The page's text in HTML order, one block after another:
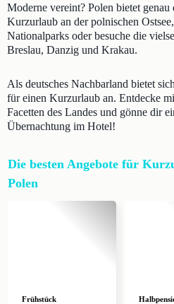
Moderne vereint? Polen bietet genau
Kurzurlaub an der polnischen
Nationalparks oder besuche die
Breslau, Danzig und Krakau.
Als deutsches Nachbarland bietet
für einen Kurzurlaub an. Entdecke
Facetten des Landes und gönne dir
Übernachtung im Hotel!
Die besten Angebote für
Polen
Frühstück